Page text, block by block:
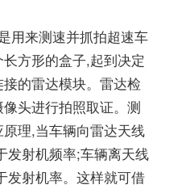
用来测速并抓拍超速车
方形的盒子,起到决定
的雷达模块。雷达检
头进行拍照取证。测
理,当车辆向雷达天线
发射机频率;车辆离天线
发射机率。这样就可借